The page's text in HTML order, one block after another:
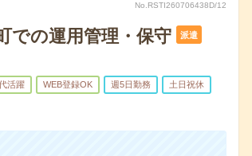
No.RSTI260706438D/12
での運用管理・保守 派遣
活躍 WEB登録OK 週5日勤務 土日祝休